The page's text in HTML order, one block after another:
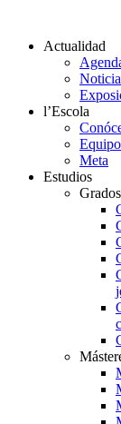
Actualidad
l’Escola
Equipo
Meta
Estudios
Grados